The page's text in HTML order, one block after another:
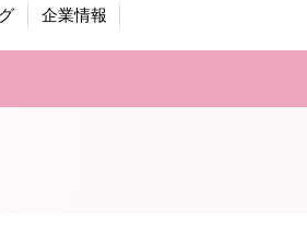
企業情報